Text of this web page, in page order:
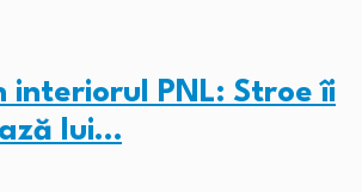
interiorul PNL: Stroe îi
lui…